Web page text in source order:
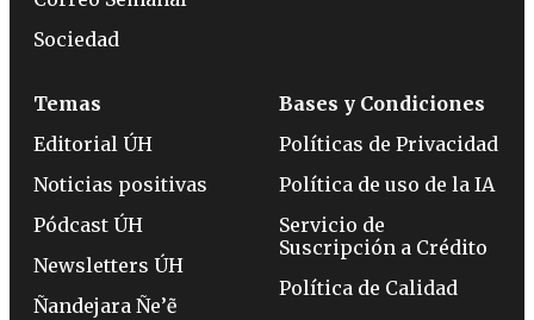
Sociedad
Temas
Editorial ÚH
Noticias positivas
Pódcast ÚH
Newsletters ÚH
Ñandejara Ñe’ẽ
Bases y Condiciones
Políticas de Privacidad
Política de uso de la IA
Servicio de
Suscripción a Crédito
Política de Calidad